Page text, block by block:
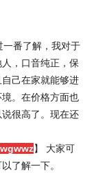
番了解，我对于
，口音纯正，保
己在家就能够进
。在价格方面也
很高了。现在还
】 大家可
以了解一下。